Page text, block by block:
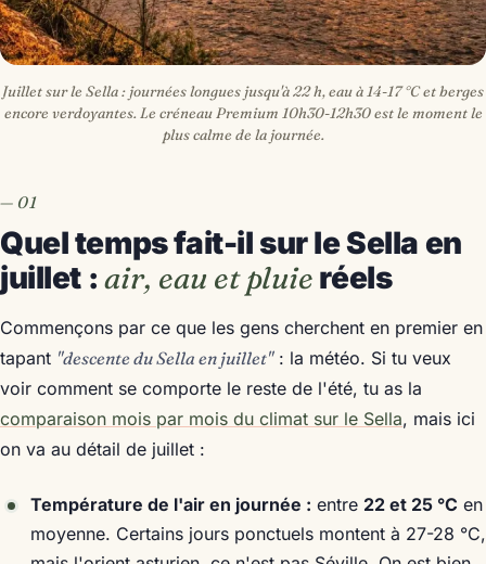
Juillet sur le Sella : journées longues jusqu'à 22 h, eau à 14-17 °C et berges
encore verdoyantes. Le créneau Premium 10h30-12h30 est le moment le
plus calme de la journée.
Quel temps fait-il sur le Sella en
juillet : air, eau et pluie réels
Commençons par ce que les gens cherchent en premier en
tapant "descente du Sella en juillet": la météo. Si tu veux
voir comment se comporte le reste de l'été, tu as la
comparaison mois par mois du climat sur le Sella, mais ici
on va au détail de juillet :
Température de l'air en journée : entre 22 et 25 °C en
moyenne. Certains jours ponctuels montent à 27-28 °C,